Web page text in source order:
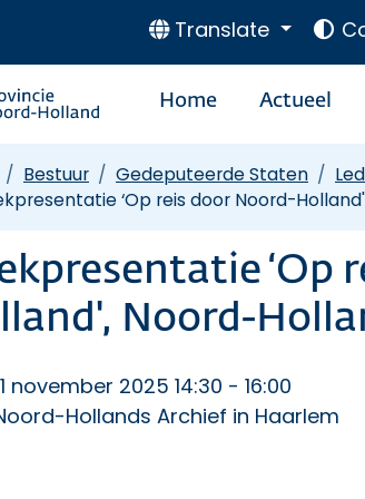
Translate
Home Actueel
Bestuur Gedeputeerde Staten
‘Op reis door Noord-
‘Op
Noord-
november 2025 14:30 - 16:00
Hollands Archief in Haarlem